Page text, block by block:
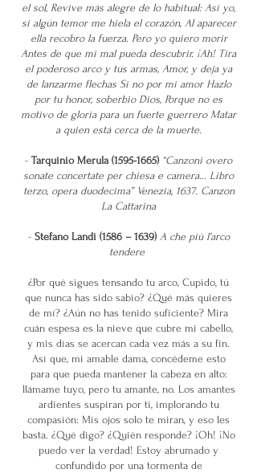
el sol, Revive más alegre de lo habitual: Así yo,
si algún temor me hiela el corazón, Al aparecer
ella recobro la fuerza. Pero yo quiero morir
Antes de que mi mal pueda descubrir. ¡Ah! Tira
el poderoso arco y tus armas, Amor, y deja ya
de lanzarme flechas Si no por mi amor Hazlo
por tu honor, soberbio Dios, Porque no es
motivo de gloria para un fuerte guerrero Matar
a quien está cerca de la muerte.​
- Tarquinio Merula (1595-1665) “Canzoni overo
sonate concertate per chiesa e camera… Libro
terzo, opera duodecima” Venezia, 1637. Canzon
La Cattarina
- Stefano Landi (1586 – 1639) A che più l’arco
tendere
¿Por qué sigues tensando tu arco, Cupido, tú
que nunca has sido sabio? ¿Qué más quieres
de mí? ¿Aún no has tenido suficiente? Mira
cuán espesa es la nieve que cubre mi cabello,
y mis días se acercan cada vez más a su fin.
Así que, mi amable dama, concédeme esto
para que pueda mantener la cabeza en alto:
llámame tuyo, pero tu amante, no. Los amantes
ardientes suspiran por ti, implorando tu
compasión: Mis ojos solo te miran, y eso les
basta. ¿Qué digo? ¿Quién responde? ¡Oh! ¡No
puedo ver la verdad! Estoy abrumado y
confundido por una tormenta de